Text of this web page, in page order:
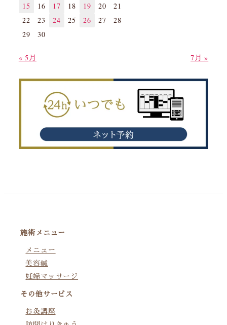
15
16 17 18 19 20
21
22
23 24 25 26 27
28
29
30
« 5月 7月 »
施術メニュー
メニュー
美容鍼
妊婦マッサージ
その他サービス
お灸講座